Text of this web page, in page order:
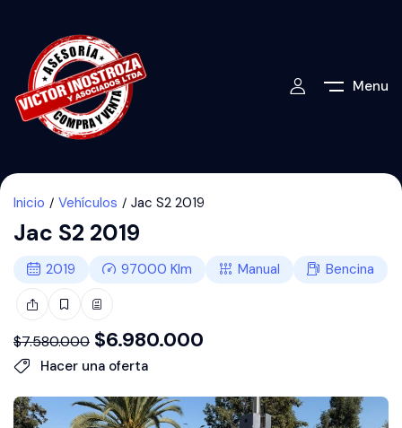
Menu
Inicio Vehículos Jac S2 2019
Jac S2 2019
2019 97000 Klm Manual Bencina
$7.580.000 $6.980.000
Hacer una oferta